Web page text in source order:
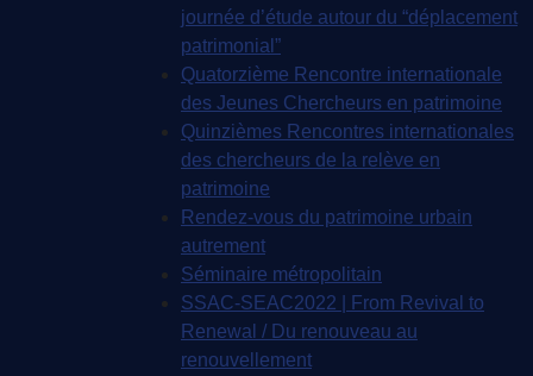
journée d’étude autour du “déplacement
patrimonial”
Quatorzième Rencontre internationale
des Jeunes Chercheurs en patrimoine
Quinzièmes Rencontres internationales
des chercheurs de la relève en
patrimoine
Rendez-vous du patrimoine urbain
autrement
Séminaire métropolitain
SSAC-SEAC2022 | From Revival to
Renewal / Du renouveau au
renouvellement